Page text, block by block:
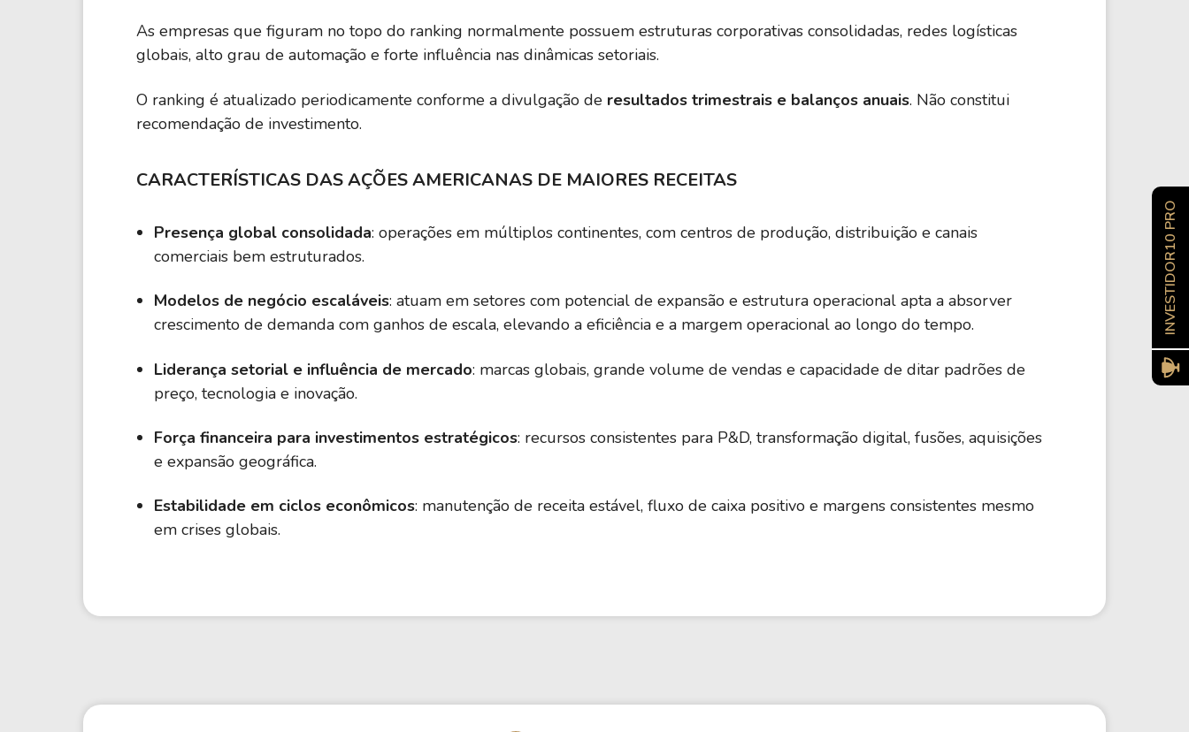
As empresas que figuram no topo do ranking normalmente possuem estruturas corporativas consolidadas, redes logísticas
globais, alto grau de automação e forte influência nas dinâmicas setoriais.
O ranking é atualizado periodicamente conforme a divulgação de resultados trimestrais e balanços anuais. Não constitui
recomendação de investimento.
CARACTERÍSTICAS DAS AÇÕES AMERICANAS DE MAIORES RECEITAS
Presença global consolidada: operações em múltiplos continentes, com centros de produção, distribuição e canais
comerciais bem estruturados.
Modelos de negócio escaláveis: atuam em setores com potencial de expansão e estrutura operacional apta a absorver
crescimento de demanda com ganhos de escala, elevando a eficiência e a margem operacional ao longo do tempo.
Liderança setorial e influência de mercado: marcas globais, grande volume de vendas e capacidade de ditar padrões de
preço, tecnologia e inovação.
Força financeira para investimentos estratégicos: recursos consistentes para P&D, transformação digital, fusões, aquisições
e expansão geográfica.
Estabilidade em ciclos econômicos: manutenção de receita estável, fluxo de caixa positivo e margens consistentes mesmo
em crises globais.
INVESTIDOR10 PRO